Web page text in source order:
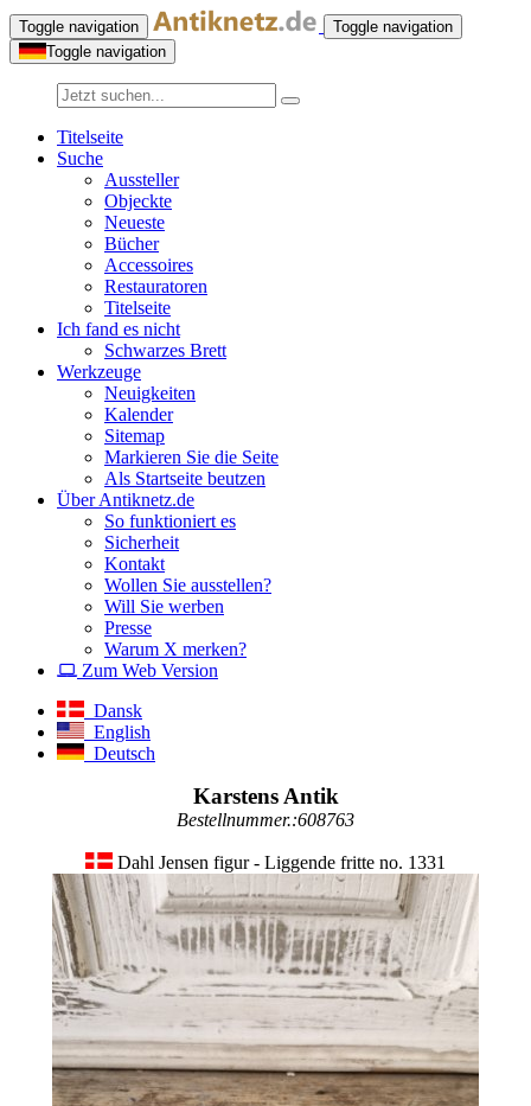
Toggle navigation
Toggle navigation
Toggle navigation
Titelseite
Suche
Aussteller
Objeckte
Neueste
Bücher
Accessoires
Restauratoren
Titelseite
Ich fand es nicht
Schwarzes Brett
Werkzeuge
Neuigkeiten
Kalender
Sitemap
Markieren Sie die Seite
Als Startseite beutzen
Über Antiknetz.de
So funktioniert es
Sicherheit
Kontakt
Wollen Sie ausstellen?
Will Sie werben
Presse
Warum X merken?
Zum Web Version
Dansk
English
Deutsch
Karstens Antik
Bestellnummer.:608763
Dahl Jensen figur - Liggende fritte no. 1331